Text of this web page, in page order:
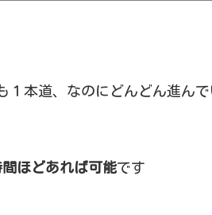
１本道、なのにどんどん進ん
ほどあれば可能です